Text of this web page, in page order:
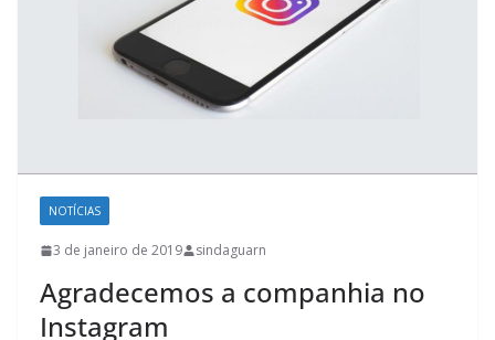
NOTÍCIAS
3 de janeiro de 2019 sindaguarn
Agradecemos a companhia no
Instagram